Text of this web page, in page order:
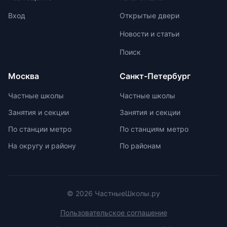
оценке помогают детям развивать
свои навыки и интересы.
начинается с национальных
соревнований, включая школьные,
тренировочные сборы,
интенсивные занятия, практикумы,
индивидуальные консультации.
Участие в международных
новый опыт, пройти серьезную
Вход Открытые двери
Новости и статьи
Поиск
Москва
Частные школы
Занятия и секции
По станции метро
На округу и району
Санкт-Петербург
Частные школы
Занятия и секции
По станциям метро
По районам
© 2026 ЧастныеШколы.ру
Пользовательское соглашение